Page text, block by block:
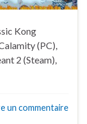
Kong
(PC),
2 (Steam),
un commentaire